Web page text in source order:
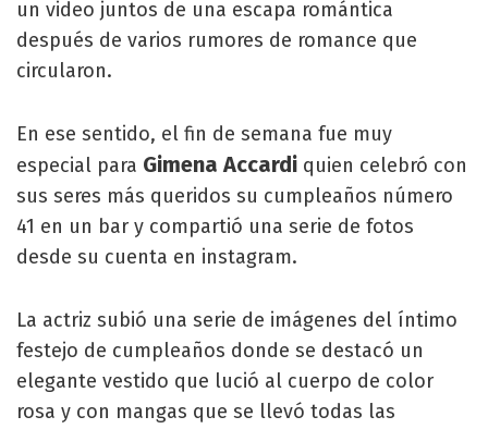
un video juntos de una escapa romántica
después de varios rumores de romance que
circularon.
En ese sentido, el fin de semana fue muy
especial para Gimena Accardi quien celebró con
sus seres más queridos su cumpleaños número
41 en un bar y compartió una serie de fotos
desde su cuenta en instagram.
La actriz subió una serie de imágenes del íntimo
festejo de cumpleaños donde se destacó un
elegante vestido que lució al cuerpo de color
rosa y con mangas que se llevó todas las